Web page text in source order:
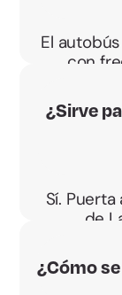
El
con
¿Sirve
Sí.
de
¿Cómo